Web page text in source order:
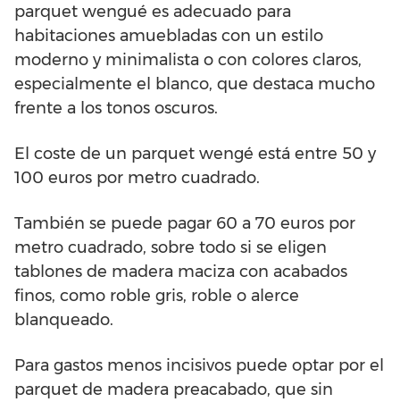
parquet wengué es adecuado para
habitaciones amuebladas con un estilo
moderno y minimalista o con colores claros,
especialmente el blanco, que destaca mucho
frente a los tonos oscuros.
El coste de un parquet wengé está entre 50 y
100 euros por metro cuadrado.
También se puede pagar 60 a 70 euros por
metro cuadrado, sobre todo si se eligen
tablones de madera maciza con acabados
finos, como roble gris, roble o alerce
blanqueado.
Para gastos menos incisivos puede optar por el
parquet de madera preacabado, que sin